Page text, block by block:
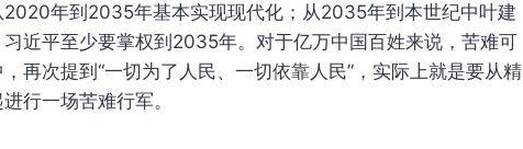
年到2035年基本实现现代化；从2035年到本世纪中叶建
近平至少要掌权到2035年。对于亿万中国百姓来说，苦难可
再次提到“一切为了人民、一切依靠人民”，实际上就是要从精
行一场苦难行军。